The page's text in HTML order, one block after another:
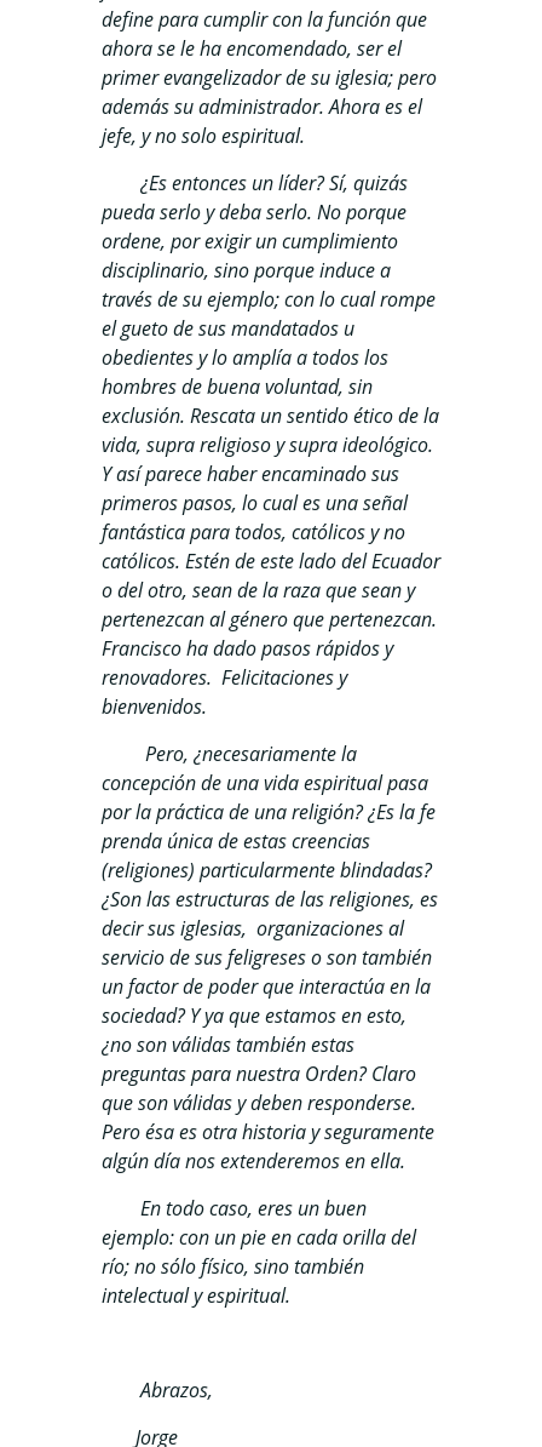
define para cumplir con la función que
ahora se le ha encomendado, ser el
primer evangelizador de su iglesia; pero
además su administrador. Ahora es el
jefe, y no solo espiritual.
¿Es entonces un líder? Sí, quizás
pueda serlo y deba serlo. No porque
ordene, por exigir un cumplimiento
disciplinario, sino porque induce a
través de su ejemplo; con lo cual rompe
el gueto de sus mandatados u
obedientes y lo amplía a todos los
hombres de buena voluntad, sin
exclusión. Rescata un sentido ético de la
vida, supra religioso y supra ideológico.
Y así parece haber encaminado sus
primeros pasos, lo cual es una señal
fantástica para todos, católicos y no
católicos. Estén de este lado del Ecuador
o del otro, sean de la raza que sean y
pertenezcan al género que pertenezcan.
Francisco ha dado pasos rápidos y
renovadores. Felicitaciones y
bienvenidos.
Pero, ¿necesariamente la
concepción de una vida espiritual pasa
por la práctica de una religión? ¿Es la fe
prenda única de estas creencias
(religiones) particularmente blindadas?
¿Son las estructuras de las religiones, es
decir sus iglesias, organizaciones al
servicio de sus feligreses o son también
un factor de poder que interactúa en la
sociedad? Y ya que estamos en esto,
¿no son válidas también estas
preguntas para nuestra Orden? Claro
que son válidas y deben responderse.
Pero ésa es otra historia y seguramente
algún día nos extenderemos en ella.
En todo caso, eres un buen
ejemplo: con un pie en cada orilla del
río; no sólo físico, sino también
intelectual y espiritual.
Abrazos,
Jorge